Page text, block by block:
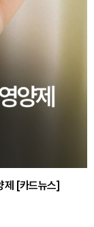
제 [카드뉴스]